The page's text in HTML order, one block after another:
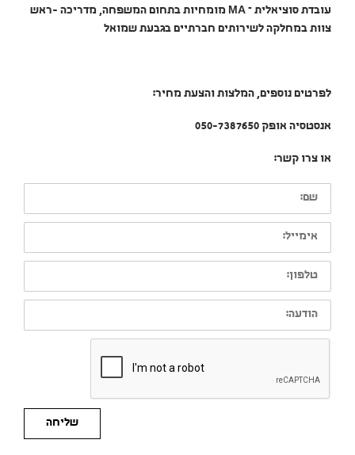
עובדת סוציאלית – MA מומחיות בתחום המשפחה, מדריכה -ראש
צוות במחלקה לשירותים חברתיים בגבעת שמואל
לפרטים נוספים, המלצות והצעת מחיר:
אנסטסיה אופק 050-7387650
או צרו קשר:
שם:
אימייל:
טלפון:
הודעה:
שליחה